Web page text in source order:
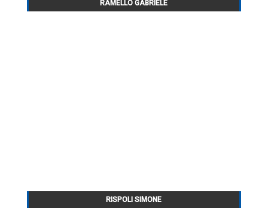
RAMELLO GABRIELE
RISPOLI SIMONE